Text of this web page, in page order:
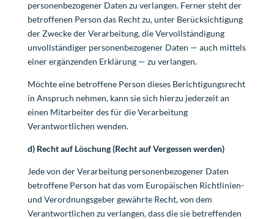
personenbezogener Daten zu verlangen. Ferner steht der
betroffenen Person das Recht zu, unter Berücksichtigung
der Zwecke der Verarbeitung, die Vervollständigung
unvollständiger personenbezogener Daten — auch mittels
einer ergänzenden Erklärung — zu verlangen.
Möchte eine betroffene Person dieses Berichtigungsrecht
in Anspruch nehmen, kann sie sich hierzu jederzeit an
einen Mitarbeiter des für die Verarbeitung
Verantwortlichen wenden.
d) Recht auf Löschung (Recht auf Vergessen werden)
Jede von der Verarbeitung personenbezogener Daten
betroffene Person hat das vom Europäischen Richtlinien-
und Verordnungsgeber gewährte Recht, von dem
Verantwortlichen zu verlangen, dass die sie betreffenden